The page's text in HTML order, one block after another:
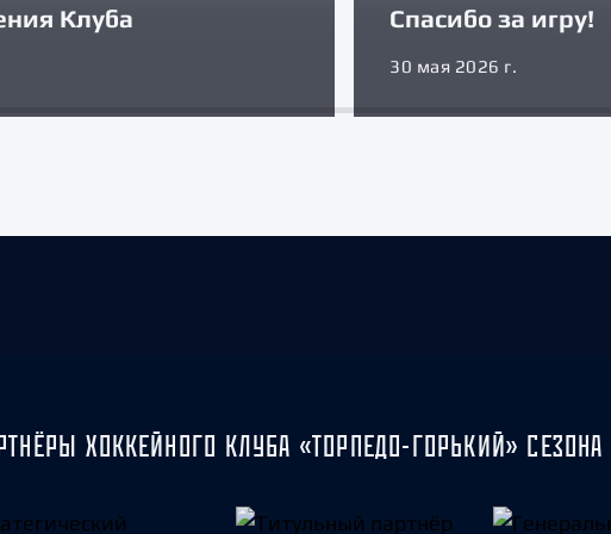
Клуба Спасибо за игру!
30 мая 2026 г.
ХОККЕЙНОГО КЛУБА «ТОРПЕДО-ГОРЬКИЙ» СЕЗОНА